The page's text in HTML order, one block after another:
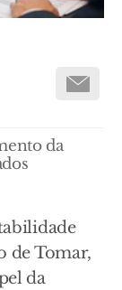
da
de Tomar,
da